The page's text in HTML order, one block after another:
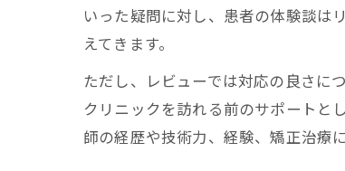
いった疑問に対し、患者の体験談は
えてきます。
ただし、レビューでは対応の良さに
クリニックを訪れる前のサポートと
師の経歴や技術力、経験、矯正治療